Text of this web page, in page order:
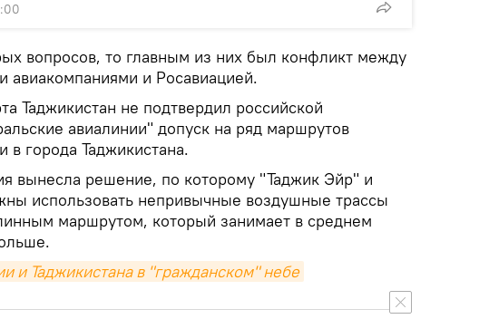
вопросов, то главным из них был конфликт между
авиакомпаниями и Росавиацией.
Таджикистан не подтвердил российской
авиалинии" допуск на ряд маршрутов
в города Таджикистана.
вынесла решение, по которому "Таджик Эйр" и
использовать непривычные воздушные трассы
маршрутом, который занимает в среднем
и Таджикистана в "гражданском" небе